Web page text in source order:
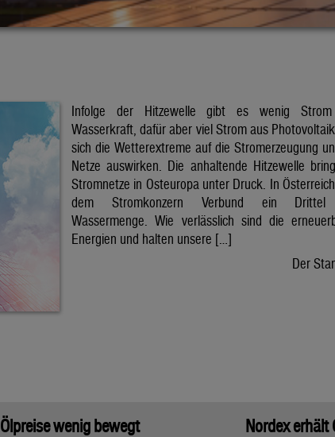
Infolge der Hitzewelle gibt es wenig
Wasserkraft, dafür aber viel Strom aus
sich die Wetterextreme auf die Stromerzeugung
Netze auswirken. Die anhaltende Hitzewelle
Stromnetze in Osteuropa unter Druck. In
dem Stromkonzern Verbund ein
Wassermenge. Wie verlässlich sind die
Energien und halten unsere […]
Der
Ölpreise wenig bewegt
Nordex erhält